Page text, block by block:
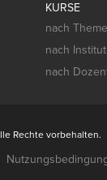
KURSE
nach
nach
nach
Rechte vorbehalten.